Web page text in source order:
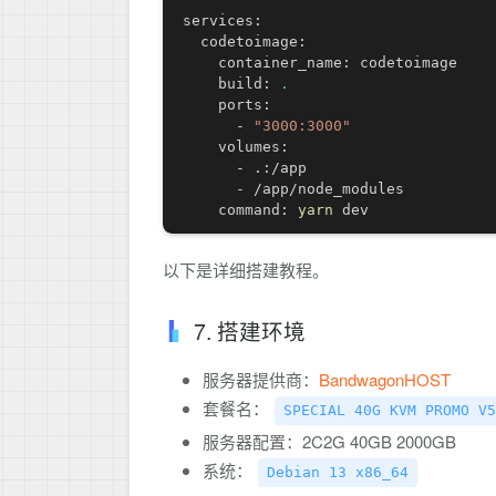
services:
  codetoimage:
    container_name: codetoimage
    build:
.
    ports:
      -
"3000:3000"
    volumes:
      - .:/app
      - /app/node_modules
    command:
yarn
以下是详细搭建教程。
7. 搭建环境
服务器提供商： BandwagonHOST
套餐名：
SPECIAL 40G KVM PROMO
服务器配置：2C2G 40GB 2000GB
系统：
Debian 13 x86_64